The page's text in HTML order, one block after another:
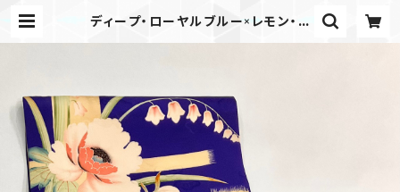
ディープ・ローヤルブルー×レモン・フ